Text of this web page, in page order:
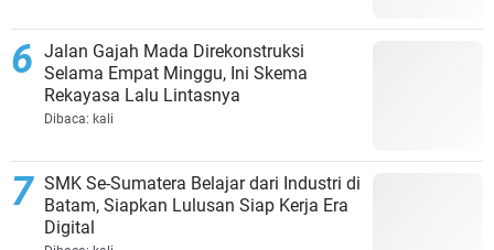
Jalan Gajah Mada Direkonstruksi
Selama Empat Minggu, Ini Skema
Rekayasa Lalu Lintasnya
Dibaca: kali
SMK Se-Sumatera Belajar dari Industri di
Batam, Siapkan Lulusan Siap Kerja Era
Digital